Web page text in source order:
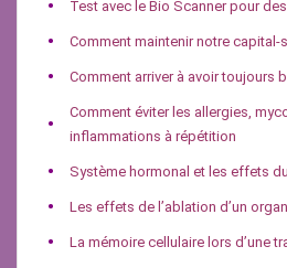
Test avec le Bio Scanner pour
Comment maintenir notre capital-
Comment arriver à avoir toujours
Comment éviter les allergies,
inflammations à répétition
Système hormonal et les effets
Les effets de l’ablation d’un
La mémoire cellulaire lors d’une